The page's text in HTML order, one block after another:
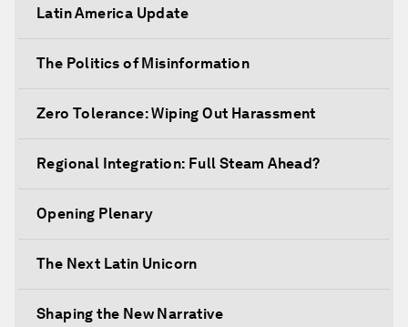
Latin America Update
The Politics of Misinformation
Zero Tolerance: Wiping Out Harassment
Regional Integration: Full Steam Ahead?
Opening Plenary
The Next Latin Unicorn
Shaping the New Narrative